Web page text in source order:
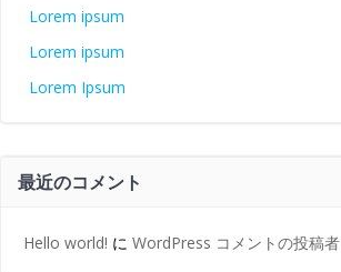
Lorem ipsum
Lorem ipsum
Lorem Ipsum
最近のコメント
Hello world! に WordPress コメントの投稿者